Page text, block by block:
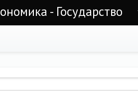
- Государство